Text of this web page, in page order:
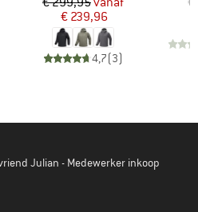
€ 239,96
4,7(3)
Julian - Medewerker inkoop